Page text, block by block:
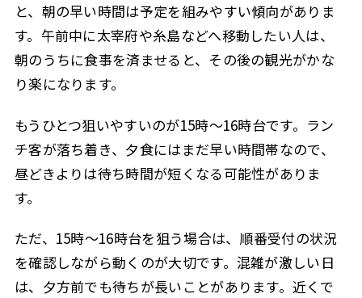
と、朝の早い時間は予定を組みやすい傾向がありま
す。午前中に太宰府や糸島などへ移動したい人は、
朝のうちに食事を済ませると、その後の観光がかな
り楽になります。
もうひとつ狙いやすいのが15時〜16時台です。ラン
チ客が落ち着き、夕食にはまだ早い時間帯なので、
昼どきよりは待ち時間が短くなる可能性がありま
す。
ただ、15時〜16時台を狙う場合は、順番受付の状況
を確認しながら動くのが大切です。混雑が激しい日
は、夕方前でも待ちが長いことがあります。近くで